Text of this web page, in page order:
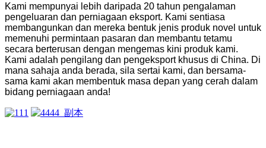
Kami mempunyai lebih daripada 20 tahun pengalaman
pengeluaran dan perniagaan eksport. Kami sentiasa
membangunkan dan mereka bentuk jenis produk novel untuk
memenuhi permintaan pasaran dan membantu tetamu
secara berterusan dengan mengemas kini produk kami.
Kami adalah pengilang dan pengeksport khusus di China. Di
mana sahaja anda berada, sila sertai kami, dan bersama-
sama kami akan membentuk masa depan yang cerah dalam
bidang perniagaan anda!